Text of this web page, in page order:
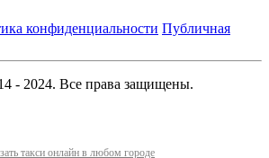
конфиденциальности Публичная
- 2024. Все права защищены.
такси онлайн в любом городе